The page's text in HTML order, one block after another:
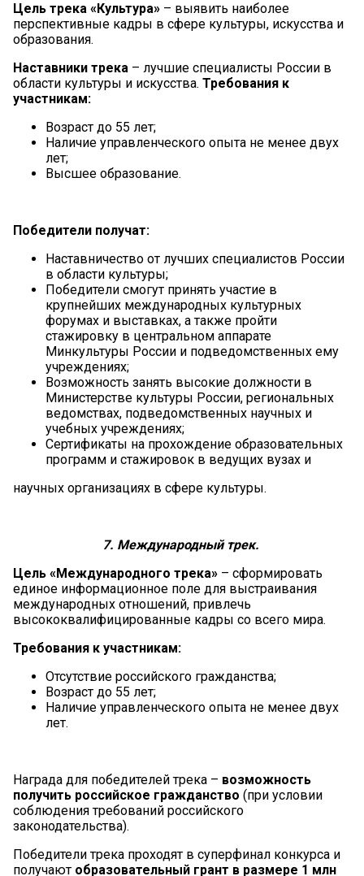
Цель трека «Культура» – выявить наиболее
перспективные кадры в сфере культуры, искусства и
образования.
Наставники трека – лучшие специалисты России в
области культуры и искусства. Требования к
участникам:
Возраст до 55 лет;
Наличие управленческого опыта не менее двух
лет;
Высшее образование.
Победители получат:
Наставничество от лучших специалистов России
в области культуры;
Победители смогут принять участие в
крупнейших международных культурных
форумах и выставках, а также пройти
стажировку в центральном аппарате
Минкультуры России и подведомственных ему
учреждениях;
Возможность занять высокие должности в
Министерстве культуры России, региональных
ведомствах, подведомственных научных и
учебных учреждениях;
Сертификаты на прохождение образовательных
программ и стажировок в ведущих вузах и
научных организациях в сфере культуры.
7. Международный трек.
Цель «Международного трека» – сформировать
единое информационное поле для выстраивания
международных отношений, привлечь
высококвалифицированные кадры со всего мира.
Требования к участникам:
Отсутствие российского гражданства;
Возраст до 55 лет;
Наличие управленческого опыта не менее двух
лет.
Награда для победителей трека – возможность
получить российское гражданство (при условии
соблюдения требований российского
законодательства).
Победители трека проходят в суперфинал конкурса и
получают образовательный грант в размере 1 млн